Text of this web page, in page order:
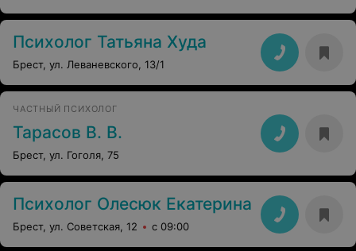
Психолог Татьяна Худа
Брест, ул. Леваневского, 13/1
ЧАСТНЫЙ ПСИХОЛОГ
Тарасов В. В.
Брест, ул. Гоголя, 75
Психолог Олесюк Екатерина
Брест, ул. Советская, 12 с 09:00